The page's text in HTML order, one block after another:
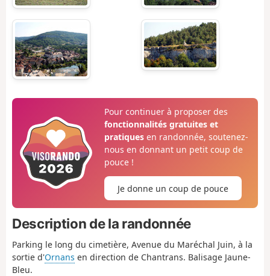
Pour continuer à proposer des
fonctionnalités gratuites et
pratiquesen randonnée, soutenez-
nous en donnant un petit coup de
pouce !
Je donne un coup de pouce
Description de la randonnée
Parking le long du cimetière, Avenue du Maréchal Juin, à la
sortie d'Ornans en direction de Chantrans. Balisage Jaune-
Bleu.